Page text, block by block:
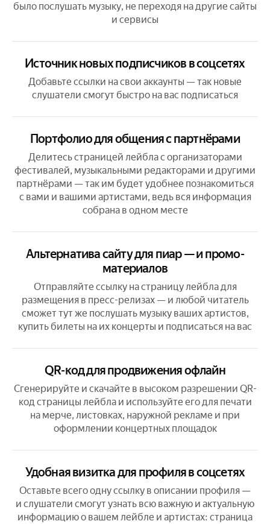
было послушать музыку, не переходя на другие сайты
и сервисы
Источник новых подписчиков в соцсетях
Добавьте ссылки на свои аккаунты — так новые
слушатели смогут быстро на вас подписаться
Портфолио для общения с партнёрами
Делитесь страницей лейбла с организаторами
фестивалей, музыкальными редакторами и другими
партнёрами — так им будет удобнее познакомиться
с вами и вашими артистами, ведь вся информация
собрана в одном месте
Альтернатива сайту для пиар — и промо-
материалов
Отправляйте ссылку на страницу лейбла для
размещения в пресс-релизах — и любой читатель
сможет тут же послушать музыку ваших артистов,
купить билеты на их концерты и подписаться на вас
QR-код для продвижения офлайн
Сгенерируйте и скачайте в высоком разрешении QR-
код страницы лейбла и используйте его для печати
на мерче, листовках, наружной рекламе и при
оформлении концертных площадок
Удобная визитка для профиля в соцсетях
Оставьте всего одну ссылку в описании профиля —
и слушатели смогут узнать всю важную и актуальную
информацию о вашем лейбле и артистах: страница